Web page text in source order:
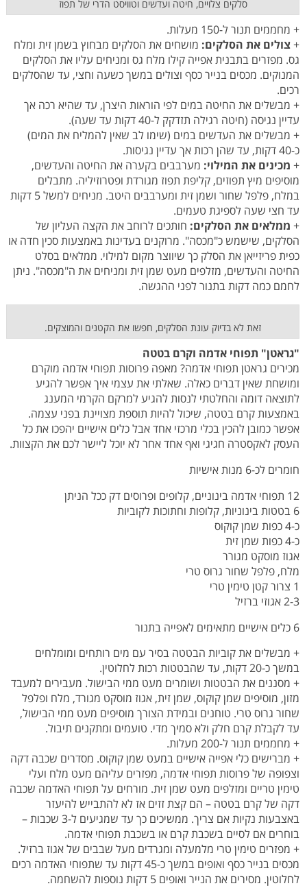
סלקים צלויים, חיטה ועדשים וטוויסט הדרי של תפוז
+ מחממים תנור ל-150 מעלות.
+צולים את הסלקים: מושחים את הסלקים מבחוץ בשמן זית ומלח
גס. מפזרים בתבנית אפייה קילו מלח גס ומניחים עליו את הסלקים
המנוקים. מכסים בנייר כסף וצולים במשך כשעה וחצי, עד שהסלקים
רכים.
+ מבשלים את החיטה במים לפי הוראות היצרן, עד שהיא רכה אך
עדיין נגיסה (חיטה רגילה תזדקק ל-40 דקות עד שעה).
+ מבשלים את העדשים במים (שימו לב שאין להמליח את המים)
כ-40 דקות, עד שהן רכות אך עדיין נגיסות.
+ מכינים את המילוי: מערבבים בקערה את החיטה והעדשים,
מוסיפים מיץ תפוזים, קליפת תפוז מגורדת ופטרוזיליה. מתבלים
במלח, פלפל שחור ושמן זית ומערבבים היטב. מניחים למשל 5 דקות
עד חצי שעה לספיגת טעמים.
+ ממלאים את הסלקים: חותכים לרוחב את הקצה העליון של
הסלקים, שישמש כ"מכסה". מרוקנים בעדינות באמצעות סכין חדה או
כפית פריזייאן את הסלק כך שיווצר מקום למילוי. ממלאים בסלט
החיטה והעדשים, מזלפים מעט שמן זית ומניחים את ה"מכסה". ניתן
לחמם כמה דקות בתנור לפני ההגשה.
זאת לא בדיוק עונת הסלקים, חפשו את הקטנים והמוצקים.
"גראטן" תפוחי אדמה וקרם בטטה
מכירים גראטן תפוחי אדמה? מאפה פרוסות תפוחי אדמה מוקרם
ומושחת שאין דברים כאלה. שאלתי את עצמי איך אפשר להגיע
לתוצאה דומה והחלטתי לנסות להגיע למרקם הקרמי המענג
באמצעות קרם בטטה, שיכול להיות תוספת מצויינת בפני עצמה.
אפשר כמובן להכין בכלי מרכזי אחד אבל כלים אישיים יהפכו את כל
העסק לאקסטרה חגיגי ואף אחד אחר לא יוכל ליישר לכם את הקצוות.
חומרים לכ-6 מנות אישיות
12 תפוחי אדמה בינוניים, קלופים ופרוסים דק ככל הניתן
6 בטטות בינוניות, קלופות וחתוכות לקוביות
כ-4 כפות שמן קוקוס
כ-4 כפות שמן זית
אגוז מוסקט מגורר
מלח, פלפל שחור גרוס טרי
1 צרור קטן טימין טרי
2-3 אגוזי ברזיל
6 כלים אישיים מתאימים לאפייה בתנור
+ מבשלים את קוביות הבטטה בסיר עם מים רותחים ומומלחים
במשך כ-20 דקות, עד שהבטטות רכות לחלוטין.
+ מסננים את הבטטות ושומרים מעט ממי הבישול. מעבירים למעבד
מזון, מוסיפים שמן קוקוס, שמן זית, אגוז מוסקט מגורד, מלח ופלפל
שחור גרוס טרי. טוחנים ובמידת הצורך מוסיפים מעט ממי הבישול,
עד לקבלת קרם חלק ולא סמיך מדי. טועמים ומתקנים תיבול.
+ מחממים תנור ל-200 מעלות.
+ מברישים כלי אפייה אישיים במעט שמן קוקוס. מסדרים שכבה דקה
וצפופה של פרוסות תפוחי אדמה, מפזרים עליהם מעט מלח ועלי
טימין טריים ומזלפים מעט שמן זית. מורחים על תפוחי האדמה שכבה
דקה של קרם בטטה – הם קצת זזים אז לא להתבייש להיעזר
באצבעות נקיות אם צריך. ממשיכים כך עד שמגיעים ל-3 שכבות –
בוחרים אם לסיים בשכבת קרם או בשכבת תפוחי אדמה.
+ מפזרים טימין טרי מלמעלה ומגרדים מעל שבבים של אגוז ברזיל.
מכסים בנייר כסף ואופים במשך כ-45 דקות עד שתפוחי האדמה רכים
לחלוטין. מסירים את הנייר ואופים 5 דקות נוספות להשחמה.